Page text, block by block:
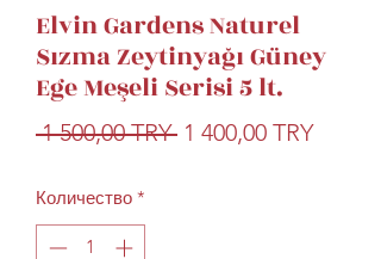
Elvin Gardens Naturel
Sızma Zeytinyağı Güney
Ege Meşeli Serisi 5 lt.
1 500,00 TRY Обычная
1 400,00 TRY
Количество *